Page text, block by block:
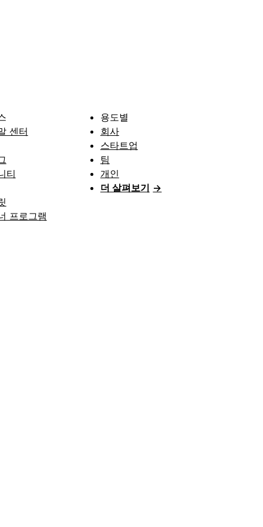
센터
티
프로그램
용도별
회사
스타트업
팀
개인
더 살펴보기 →